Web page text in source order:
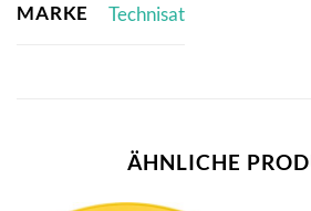
MARKE Technisat
ÄHNLICHE